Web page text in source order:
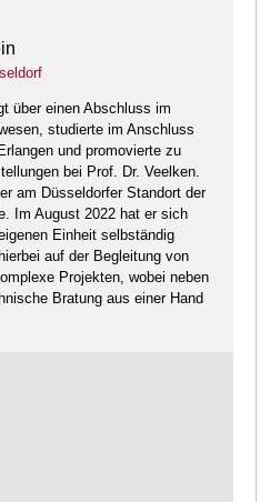
über einen Abschluss im
studierte im Anschluss
und promovierte zu
bei Prof. Dr. Veelken.
am Düsseldorfer Standort der
Im August 2022 hat er sich
Einheit selbständig
auf der Begleitung von
Projekten, wobei neben
Bratung aus einer Hand